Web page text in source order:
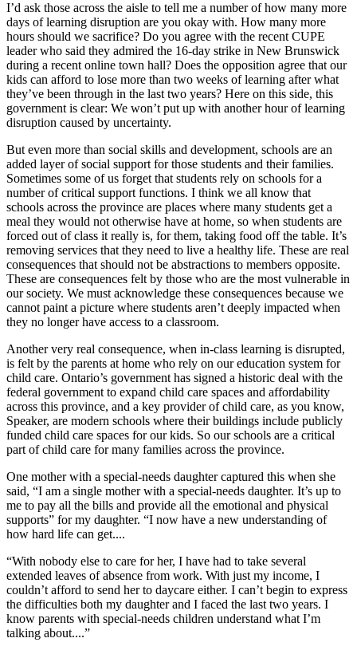
I’d ask those across the aisle to tell me a number of how many more
days of learning disruption are you okay with. How many more
hours should we sacrifice? Do you agree with the recent CUPE
leader who said they admired the 16-day strike in New Brunswick
during a recent online town hall? Does the opposition agree that our
kids can afford to lose more than two weeks of learning after what
they’ve been through in the last two years? Here on this side, this
government is clear: We won’t put up with another hour of learning
disruption caused by uncertainty.
But even more than social skills and development, schools are an
added layer of social support for those students and their families.
Sometimes some of us forget that students rely on schools for a
number of critical support functions. I think we all know that
schools across the province are places where many students get a
meal they would not otherwise have at home, so when students are
forced out of class it really is, for them, taking food off the table. It’s
removing services that they need to live a healthy life. These are real
consequences that should not be abstractions to members opposite.
These are consequences felt by those who are the most vulnerable in
our society. We must acknowledge these consequences because we
cannot paint a picture where students aren’t deeply impacted when
they no longer have access to a classroom.
Another very real consequence, when in-class learning is disrupted,
is felt by the parents at home who rely on our education system for
child care. Ontario’s government has signed a historic deal with the
federal government to expand child care spaces and affordability
across this province, and a key provider of child care, as you know,
Speaker, are modern schools where their buildings include publicly
funded child care spaces for our kids. So our schools are a critical
part of child care for many families across the province.
One mother with a special-needs daughter captured this when she
said, “I am a single mother with a special-needs daughter. It’s up to
me to pay all the bills and provide all the emotional and physical
supports” for my daughter. “I now have a new understanding of
how hard life can get....
“With nobody else to care for her, I have had to take several
extended leaves of absence from work. With just my income, I
couldn’t afford to send her to daycare either. I can’t begin to express
the difficulties both my daughter and I faced the last two years. I
know parents with special-needs children understand what I’m
talking about....”